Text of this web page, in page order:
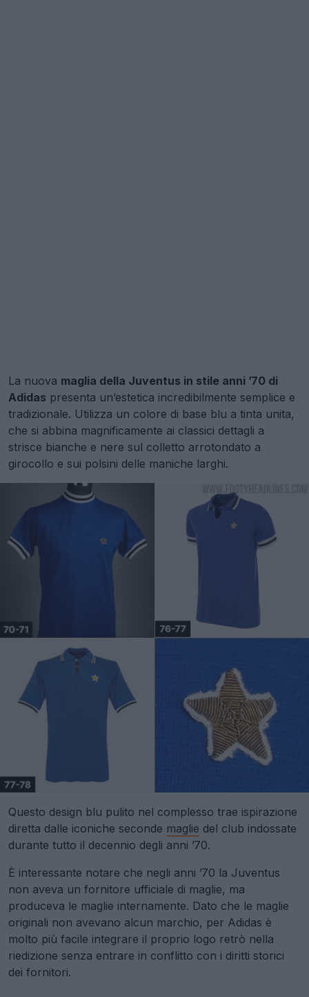
La nuova maglia della Juventus in stile anni ’70 di
Adidas presenta un’estetica incredibilmente semplice e
tradizionale. Utilizza un colore di base blu a tinta unita,
che si abbina magnificamente ai classici dettagli a
strisce bianche e nere sul colletto arrotondato a
girocollo e sui polsini delle maniche larghi.
Questo design blu pulito nel complesso trae ispirazione
diretta dalle iconiche seconde maglie del club indossate
durante tutto il decennio degli anni ’70.
È interessante notare che negli anni ’70 la Juventus
non aveva un fornitore ufficiale di maglie, ma
produceva le maglie internamente. Dato che le maglie
originali non avevano alcun marchio, per Adidas è
molto più facile integrare il proprio logo retrò nella
riedizione senza entrare in conflitto con i diritti storici
dei fornitori.